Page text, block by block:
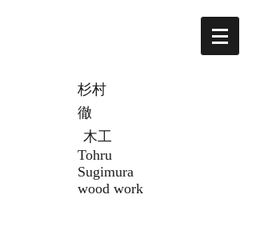
杉村
徹
木工
Tohru
Sugimura
wood work